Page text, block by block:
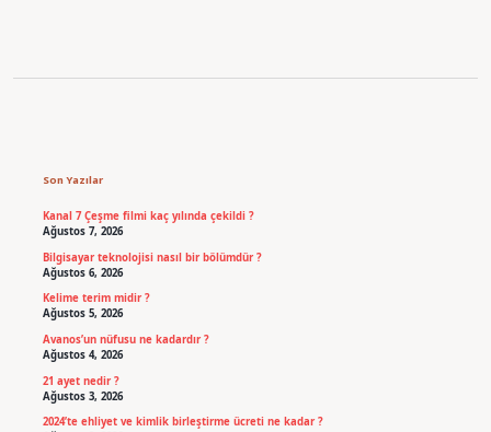
Son Yazılar
Kanal 7 Çeşme filmi kaç yılında çekildi ?
Ağustos 7, 2026
Bilgisayar teknolojisi nasıl bir bölümdür ?
Ağustos 6, 2026
Kelime terim midir ?
Ağustos 5, 2026
Avanos’un nüfusu ne kadardır ?
Ağustos 4, 2026
21 ayet nedir ?
Ağustos 3, 2026
2024’te ehliyet ve kimlik birleştirme ücreti ne kadar ?